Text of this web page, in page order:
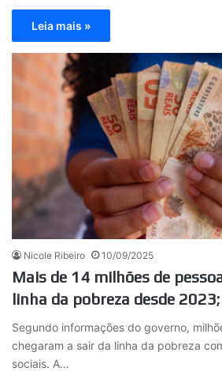
Leia mais »
Nicole Ribeiro 10/09/2025
Mais de 14 milhões de
linha da pobreza desde
Segundo informações do governo,
chegaram a sair da linha da pobreza
sociais. A…